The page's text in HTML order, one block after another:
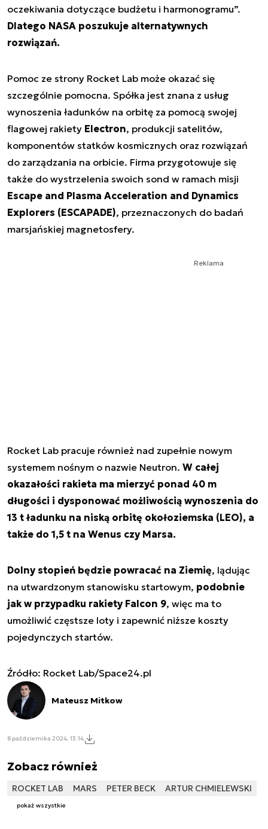
oczekiwania dotyczące budżetu i harmonogramu”.
Dlatego NASA poszukuje alternatywnych
rozwiązań.
Pomoc ze strony Rocket Lab może okazać się
szczególnie pomocna. Spółka jest znana z usług
wynoszenia ładunków na orbitę za pomocą swojej
flagowej rakiety Electron, produkcji satelitów,
komponentów statków kosmicznych oraz rozwiązań
do zarządzania na orbicie. Firma przygotowuje się
także do wystrzelenia swoich sond w ramach misji
Escape and Plasma Acceleration and Dynamics
Explorers (ESCAPADE), przeznaczonych do badań
marsjańskiej magnetosfery.
Reklama
Rocket Lab pracuje również nad zupełnie nowym
systemem nośnym o nazwie Neutron. W całej
okazałości rakieta ma mierzyć ponad 40 m
długości i dysponować możliwością wynoszenia do
13 t ładunku na niską orbitę okołoziemska (LEO), a
także do 1,5 t na Wenus czy Marsa.
Dolny stopień będzie powracać na Ziemię, lądując
na utwardzonym stanowisku startowym, podobnie
jak w przypadku rakiety Falcon 9, więc ma to
umożliwić częstsze loty i zapewnić niższe koszty
pojedynczych startów.
Źródło: Rocket Lab/Space24.pl
Mateusz Mitkow
8 października 2024, 13:14
Zobacz również
ROCKET LAB MARS PETER BECK ARTUR CHMIELEWSKI
pokaż wszystkie